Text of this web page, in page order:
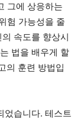
그에 상응하는
험 가능성을 줄
속도를 향상시
법을 배우게 할
의 훈련 방법입
었습니다. 테스트